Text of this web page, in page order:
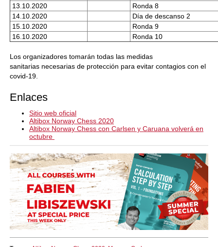
13.10.2020
Ronda 8
14.10.2020
Día de descanso 2
15.10.2020
Ronda 9
16.10.2020
Ronda 10
Los organizadores tomarán todas las medidas
sanitarias necesarias de protección para evitar contagios con el
covid-19.
Enlaces
Sitio web oficial
Altibox Norway Chess 2020
Altibox Norway Chess con Carlsen y Caruana volverá en
octubre